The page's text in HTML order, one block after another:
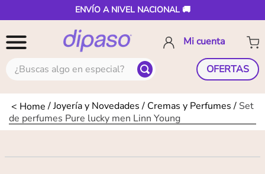
ENVÍO A NIVEL NACIONAL 🚚
¿Buscas algo en especial? OFERTAS
Joyería y Novedades Cremas y Perfumes
Set
de perfumes Pure lucky men Linn Young